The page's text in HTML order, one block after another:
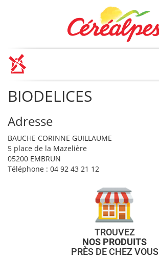
BIODELICES
Adresse
BAUCHE CORINNE GUILLAUME
5 place de la Mazelière
05200 EMBRUN
Téléphone : 04 92 43 21 12
TROUVEZ
NOS PRODUITS
PRÈS DE CHEZ VOUS